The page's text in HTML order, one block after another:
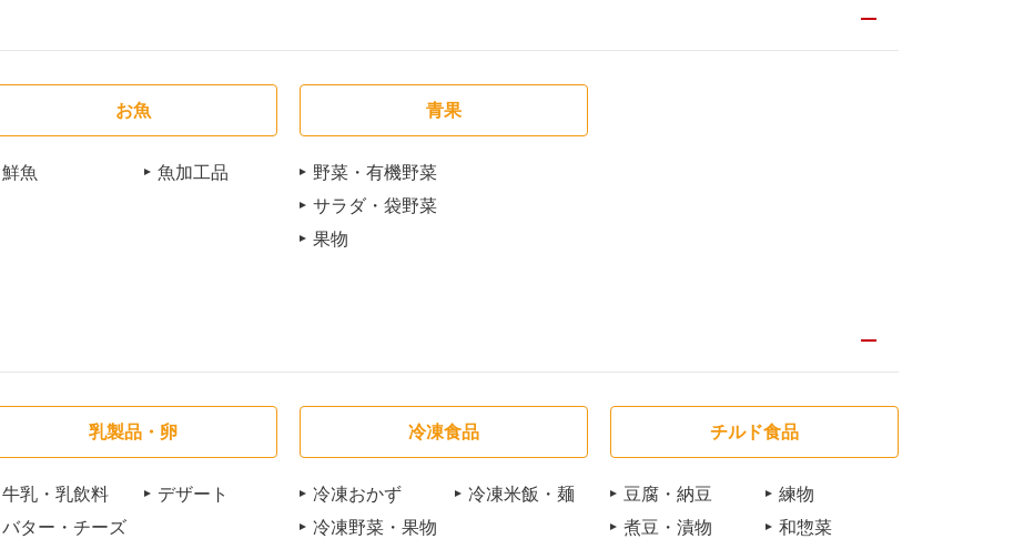
お魚
鮮魚 魚加工品
青果
野菜・有機野菜
サラダ・袋野菜
果物
乳製品・卵
牛乳・乳飲料
デザート
バター・チーズ
冷凍食品
冷凍おかず
冷凍米飯・麺
冷凍野菜・果物
チルド食品
豆腐・納豆
練物
煮豆・漬物
和惣菜